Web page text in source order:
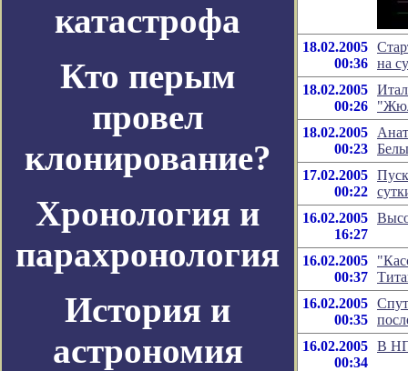
катастрофа
Кто перым
провел
клонирование?
Хронология и
парахронология
История и
астрономия
18.02.2005
00:36 на
18.02.2005
00:26
18.02.2005
00:23
17.02.2005
00:22
16.02.2005
16:27
16.02.2005
00:37
16.02.2005
00:35
16.02.2005
00:34
В